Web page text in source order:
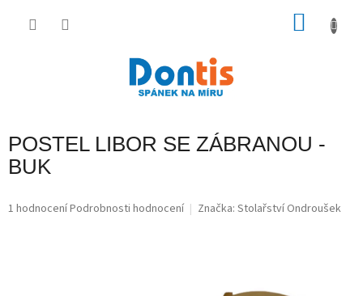
POSTEL LIBOR SE ZÁBRANOU -
BUK
Průměrné
1 hodnoceníPodrobnosti hodnocení Značka: Stolařství Ondroušek